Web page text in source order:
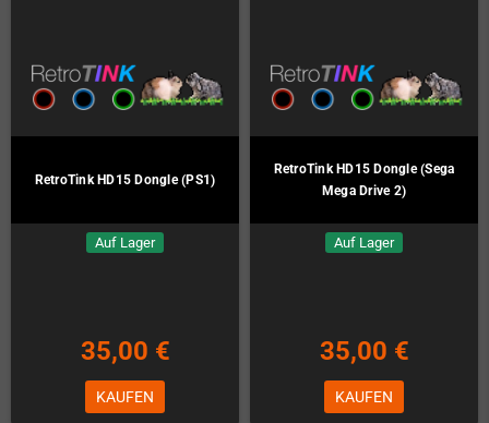
RetroTink HD15 Dongle (PS1)
Auf Lager
35,00 €
KAUFEN
RetroTink HD15 Dongle (Sega
Mega Drive 2)
Auf Lager
35,00 €
KAUFEN